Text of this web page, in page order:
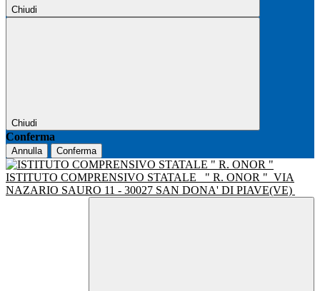
Chiudi
Chiudi
Conferma
Annulla Conferma
ISTITUTO COMPRENSIVO STATALE " R. ONOR " VIA
NAZARIO SAURO 11 - 30027 SAN DONA' DI PIAVE(VE)